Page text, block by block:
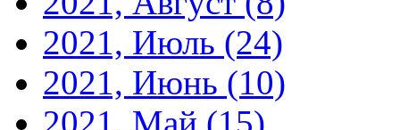
2021, Июль (24)
2021, Июнь (10)